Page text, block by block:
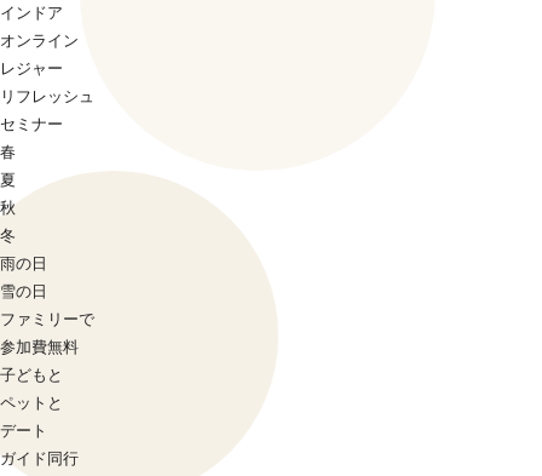
インドア
オンライン
レジャー
リフレッシュ
セミナー
春
夏
秋
冬
雨の日
雪の日
ファミリーで
参加費無料
子どもと
ペットと
デート
ガイド同行